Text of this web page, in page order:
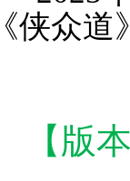
《侠众
【版